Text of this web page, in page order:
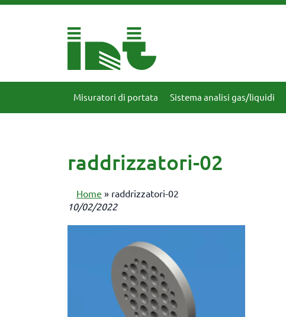
Misuratori di portata Sistema analisi gas/liquidi
raddrizzatori-02
Home » raddrizzatori-02
10/02/2022